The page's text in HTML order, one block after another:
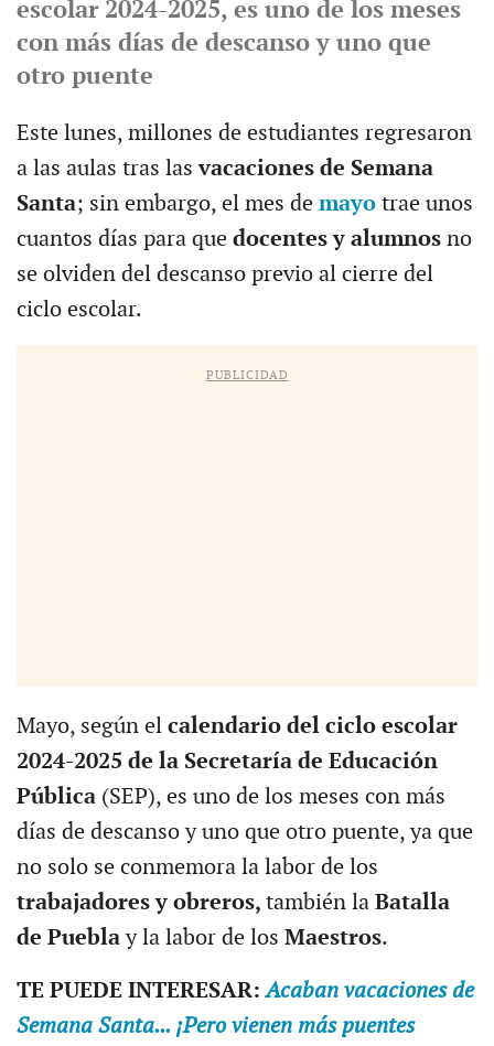
escolar 2024-2025, es uno de los meses
con más días de descanso y uno que
otro puente
Este lunes, millones de estudiantes regresaron
a las aulas tras lasvacaciones de Semana
Santa; sin embargo, el mes de mayotrae unos
cuantos días para quedocentes y alumnos no
se olviden del descanso previo al cierre del
ciclo escolar.
PUBLICIDAD
Mayo, según el calendario del ciclo escolar
2024-2025 de la Secretaría de Educación
Pública(SEP), es uno de los meses con más
días de descanso y uno que otro puente, ya que
no solo se conmemora la labor de los
trabajadores y obreros, también la Batalla
de Pueblay la labor de los Maestros.
TE PUEDE INTERESAR:Acaban vacaciones de
Semana Santa... ¡Pero vienen más puentes